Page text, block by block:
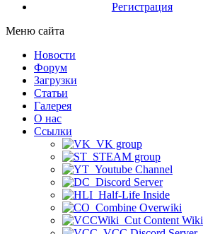
Регистрация
Меню сайта
Новости
Форум
Загрузки
Статьи
Галерея
О нас
Ссылки
VK group
STEAM group
Youtube Channel
Discord Server
Half-Life Inside
Combine Overwiki
Cut Content Wiki